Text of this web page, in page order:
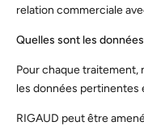
relation commerciale
Quelles sont les
Pour chaque
les données pertinentes
RIGAUD peut être